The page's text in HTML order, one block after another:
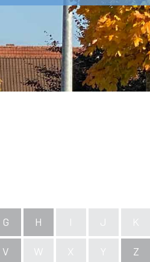
G H I J K
V W X Y Z